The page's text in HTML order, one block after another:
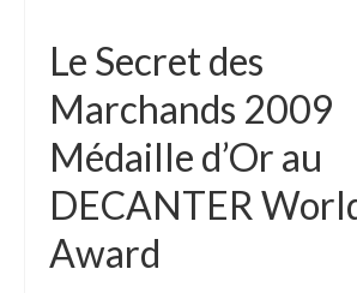
Le Secret des
Marchands 2009
Médaille d’Or au
DECANTER
Award